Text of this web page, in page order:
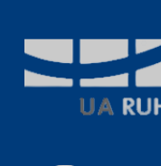
by Design
28.08.2025
2D-MATURE
04.09.2025